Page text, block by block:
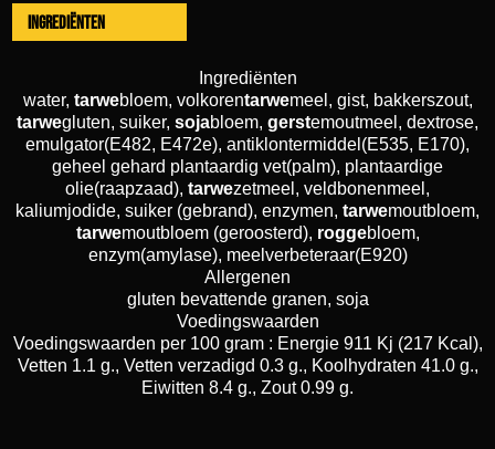
Ingrediënten
Ingrediënten
water, tarwebloem, volkorentarwemeel, gist, bakkerszout,
tarwegluten, suiker, sojabloem, gerstemoutmeel, dextrose,
emulgator(E482, E472e), antiklontermiddel(E535, E170),
geheel gehard plantaardig vet(palm), plantaardige
olie(raapzaad), tarwezetmeel, veldbonenmeel,
kaliumjodide, suiker (gebrand), enzymen, tarwemoutbloem,
tarwemoutbloem (geroosterd), roggebloem,
enzym(amylase), meelverbeteraar(E920)
Allergenen
gluten bevattende granen, soja
Voedingswaarden
Voedingswaarden per 100 gram : Energie 911 Kj (217 Kcal),
Vetten 1.1 g., Vetten verzadigd 0.3 g., Koolhydraten 41.0 g.,
Eiwitten 8.4 g., Zout 0.99 g.